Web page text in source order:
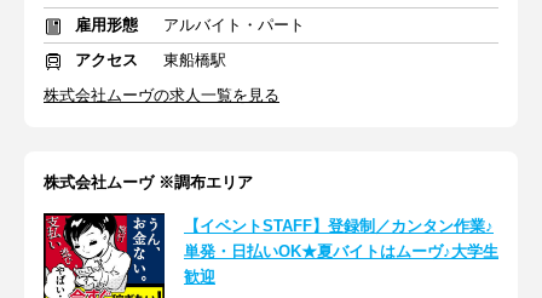
雇用形態
アルバイト・パート
アクセス
東船橋駅
株式会社ムーヴの求人一覧を見る
株式会社ムーヴ ※調布エリア
【イベントSTAFF】登録制／カンタン作業♪
単発・日払いOK★夏バイトはムーヴ♪大学生
歓迎